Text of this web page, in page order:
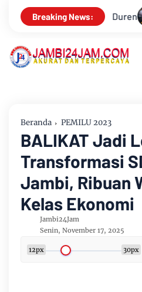
Breaking News:
Tidak Tunduk pada Persepsi:
Beranda PEMILU 2023
BALIKAT Jadi
Transformasi
Jambi, Ribuan
Kelas Ekonomi
Jambi24Jam
Senin, November 17, 2025
12px 30px